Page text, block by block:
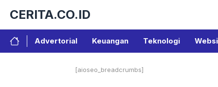
isi
CERITA.CO.ID
Advertorial Keuangan Teknologi
[aioseo_breadcrumbs]